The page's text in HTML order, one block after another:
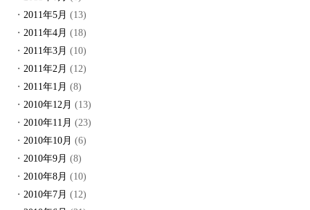
2011年5月 (13)
2011年4月 (18)
2011年3月 (10)
2011年2月 (12)
2011年1月 (8)
2010年12月 (13)
2010年11月 (23)
2010年10月 (6)
2010年9月 (8)
2010年8月 (10)
2010年7月 (12)